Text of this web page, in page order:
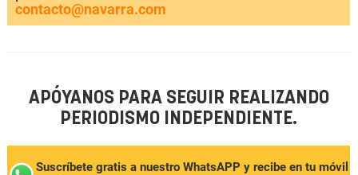
contacto@navarra.com
APÓYANOS PARA SEGUIR REALIZANDO
PERIODISMO INDEPENDIENTE.
Suscríbete gratis a nuestro WhatsAPP y recibe en tu móvil